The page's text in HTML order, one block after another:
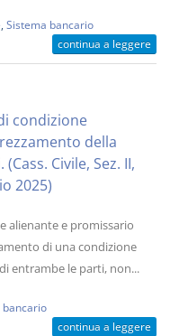
Sistema bancario
continua a leggere
condizione
della
Civile, Sez. II,
2025)
alienante e promissario
di una condizione
entrambe le parti, non...
bancario
continua a leggere